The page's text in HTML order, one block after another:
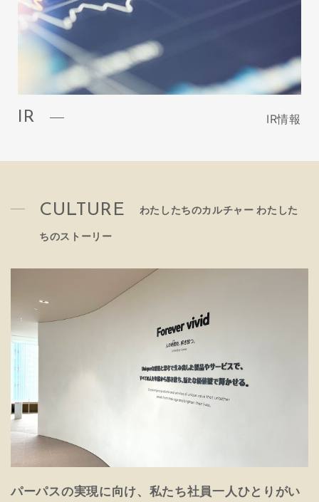
IR IR情報
CULTURE わたしたちのカルチャー わたした
ちのストーリー
パーパスの実現に向け、私たち社員一人ひとりがい